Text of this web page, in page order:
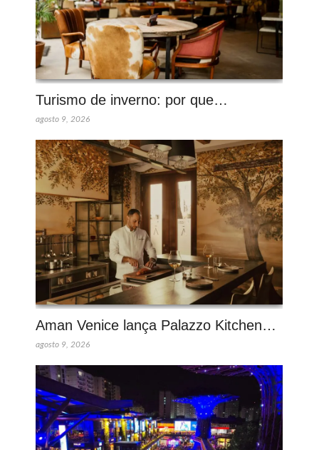
Turismo de inverno: por que…
agosto 9, 2026
Aman Venice lança Palazzo Kitchen…
agosto 9, 2026